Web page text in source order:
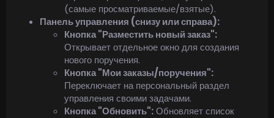
(самые просматриваемые/взятые).
Панель управления (снизу или справа):
Кнопка "Разместить новый заказ":
Открывает отдельное окно для создания
нового поручения.
Кнопка "Мои заказы/поручения":
Переключает на персональный раздел
управления своими задачами.
Кнопка "Обновить":Обновляет список